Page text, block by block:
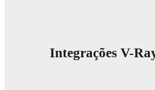
Integrações V-